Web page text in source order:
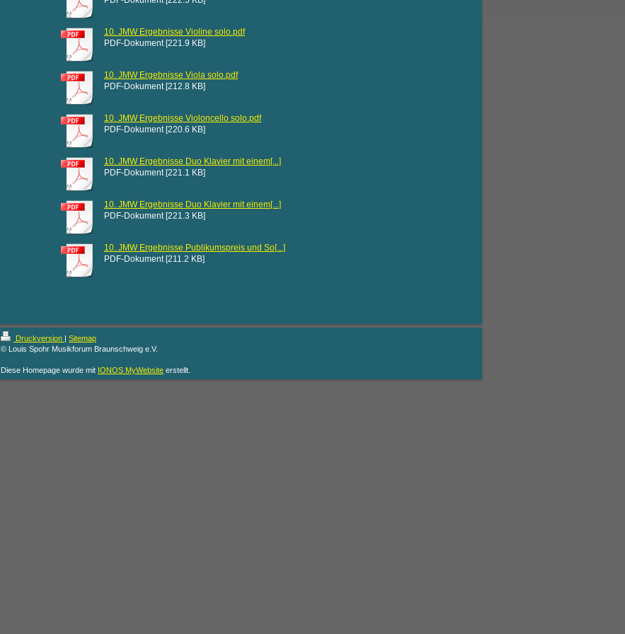
10. JMW Ergebnisse Violine solo.pdf
PDF-Dokument [221.9 KB]
10. JMW Ergebnisse Viola solo.pdf
PDF-Dokument [212.8 KB]
10. JMW Ergebnisse Violoncello solo.pdf
PDF-Dokument [220.6 KB]
10. JMW Ergebnisse Duo Klavier mit einem[...]
PDF-Dokument [221.1 KB]
10. JMW Ergebnisse Duo Klavier mit einem[...]
PDF-Dokument [221.3 KB]
10. JMW Ergebnisse Publikumspreis und So[...]
PDF-Dokument [211.2 KB]
Druckversion | Sitemap
© Louis Spohr Musikforum Braunschweig e.V.
Diese Homepage wurde mit IONOS MyWebsite erstellt.